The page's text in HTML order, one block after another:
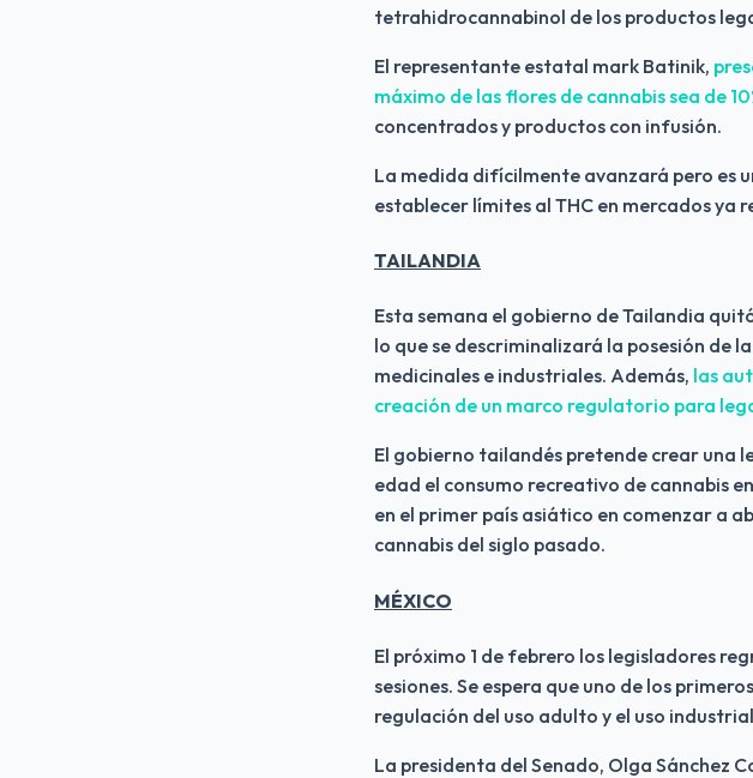
tetrahidrocannabinol de los productos
El representante estatal mark Batinik,
máximo de las flores de cannabis sea de
concentrados y productos con infusión.
La medida difícilmente avanzará pero es
establecer límites al THC en mercados ya
TAILANDIA
Esta semana el gobierno de Tailandia
lo que se descriminalizará la posesión de
medicinales e industriales. Además, las
creación de un marco regulatorio para
El gobierno tailandés pretende crear una
edad el consumo recreativo de cannabis
en el primer país asiático en comenzar a
cannabis del siglo pasado.
MÉXICO
El próximo 1 de febrero los legisladores
sesiones. Se espera que uno de los
regulación del uso adulto y el uso
La presidenta del Senado, Olga Sánchez